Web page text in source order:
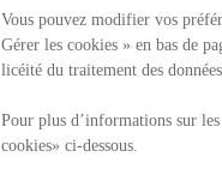
Vous pouvez modifier vos
Gérer les cookies » en bas de
licéité du traitement des
Pour plus d’informations sur
cookies» ci-dessous.